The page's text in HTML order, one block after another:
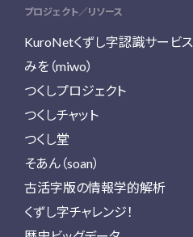
プロジェクト／リソース
KuroNetくずし字認識サービス
みを（miwo）
つくしプロジェクト
つくしチャット
つくし堂
そあん（soan）
古活字版の情報学的解析
くずし字チャレンジ！